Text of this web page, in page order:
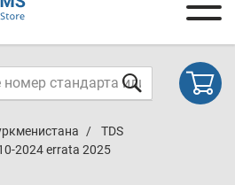
TDS
2024 errata 2025